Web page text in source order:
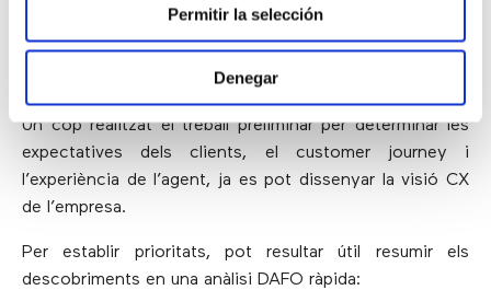
Permitir la selección
Denegar
4) Realitzant l’anàlisi DAFO per
desenvolupar la visió CX
Un cop realitzat el treball preliminar per determinar les
expectatives dels clients, el customer journey i
l’experiència de l’agent, ja es pot dissenyar la visió CX
de l’empresa.
Per establir prioritats, pot resultar útil resumir els
descobriments en una anàlisi DAFO ràpida: